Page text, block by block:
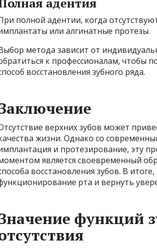
полной адентии, когда
или алгинатные протезы.
метода зависит от
к профессионалам, чтобы
восстановления зубного ряда.
верхних зубов может
жизни. Однако со
и протезирование, эту
является своевременный
восстановления зубов. В
рта и вернуть
функций